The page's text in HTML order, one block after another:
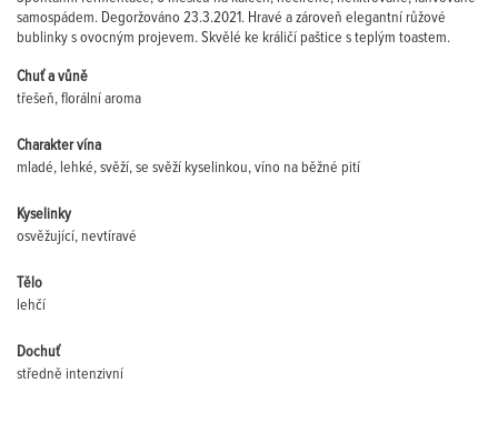
samospádem. Degoržováno 23.3.2021. Hravé a zároveň elegantní růžové
bublinky s ovocným projevem. Skvělé ke králičí paštice s teplým toastem.
Chuť a vůně
třešeň, florální aroma
Charakter vína
mladé, lehké, svěží, se svěží kyselinkou, víno na běžné pití
Kyselinky
osvěžující, nevtíravé
Tělo
lehčí
Dochuť
středně intenzivní